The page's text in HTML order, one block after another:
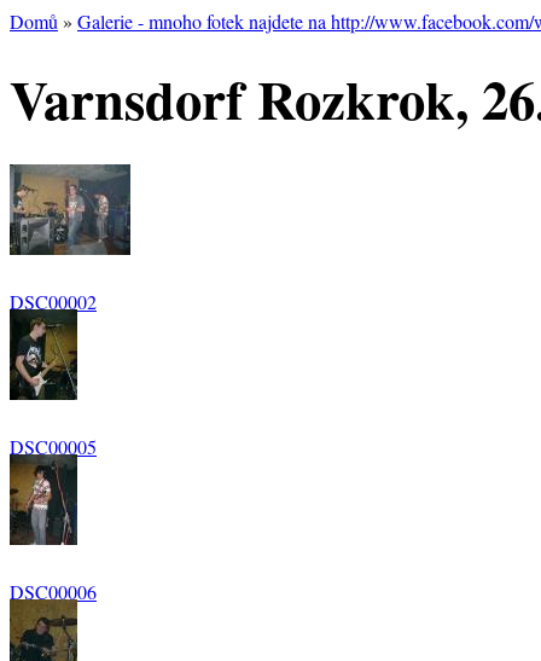
Domů » Galerie - mnoho fotek najdete na http://www.facebook.com/
Varnsdorf Rozkrok,
DSC00002
DSC00005
DSC00006